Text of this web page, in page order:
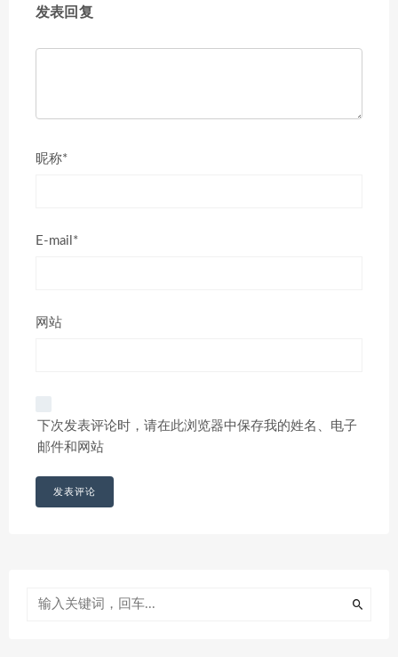
发表回复
昵称*
E-mail*
网站
下次发表评论时，请在此浏览器中保存我的姓名、电子
邮件和网站